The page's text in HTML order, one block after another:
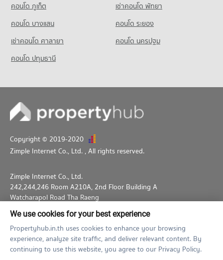
Condo for Rent near Ramkhamhaeng 110
5 properties for rent
Condo for Sale near Ramkhamhaeng 110
1 properties for sale
Condo Ramkhamhaeng 127/4
0 properties for rent
Condo for Sale near Ramkhamhaeng 127/4
คอนโด ภูเก็ต
เช่าคอนโด พัทยา
คอนโด บางแสน
คอนโด ระยอง
เช่าคอนโด ศาลายา
คอนโด นครปฐม
คอนโด ปทุมธานี
Copyright © 2019-2020
Zimple Internet Co., Ltd. , All rights reserved.
Zimple Internet Co., Ltd.
242,244,246 Room A210A, 2nd Floor Building A
Watcharapol Road Tha Raeng
Bang Khen Bangkok 10230
02-026-3049
support@propertyhub.in.th
Term of Service
Privacy Policy Contact
We use cookies for your best experience
Propertyhub.in.th uses cookies to enhance your browsing
experience, analyze site traffic, and deliver relevant content. By
continuing to use this website, you agree to our Privacy Policy.